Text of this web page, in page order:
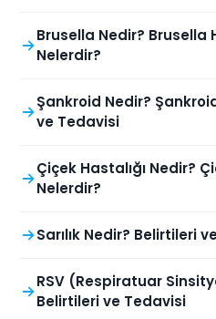
Brusella Nedir? Brusella
Nelerdir?
Şankroid Nedir?
ve Tedavisi
Çiçek Hastalığı Nedir?
Nelerdir?
Sarılık Nedir? Belirtileri
RSV (Respiratuar
Belirtileri ve Tedavisi